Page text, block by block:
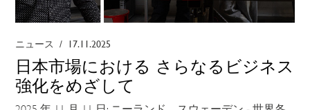
ニュース / 17.11.2025
日本市場における さらなるビジネス
強化をめざして